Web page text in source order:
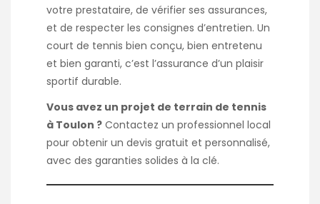
votre prestataire, de vérifier ses assurances,
et de respecter les consignes d’entretien. Un
court de tennis bien conçu, bien entretenu
et bien garanti, c’est l’assurance d’un plaisir
sportif durable.
Vous avez un projet de terrain de tennis
à Toulon ? Contactez un professionnel local
pour obtenir un devis gratuit et personnalisé,
avec des garanties solides à la clé.